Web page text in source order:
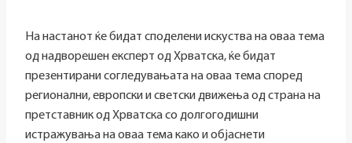
На настанот ќе бидат споделени искуства на оваа тема
од надворешен експерт од Хрватска, ќе бидат
презентирани согледувањата на оваа тема според
регионални, европски и светски движења од страна на
претставник од Хрватска со долгогодишни
истражувања на оваа тема како и објаснети